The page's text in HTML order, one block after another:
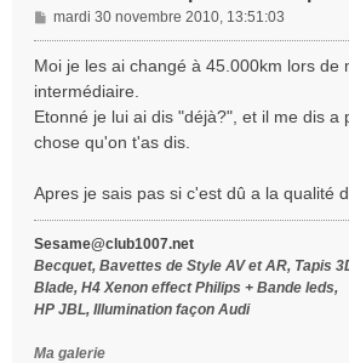
M
e
s
a
g
e
mardi 30 novembre 2010, 13:51:03
Moi je les ai changé à 45.000km lors de
intermédiaire.
Etonné je lui ai dis "déjà?", et il me dis a
chose qu'on t'as dis.
Apres je sais pas si c'est dû a la qualité
Sesame@club1007.net
Becquet, Bavettes de Style AV et AR, Tapis
Blade, H4 Xenon effect Philips + Bande leds,
HP JBL, Illumination façon Audi
Ma galerie